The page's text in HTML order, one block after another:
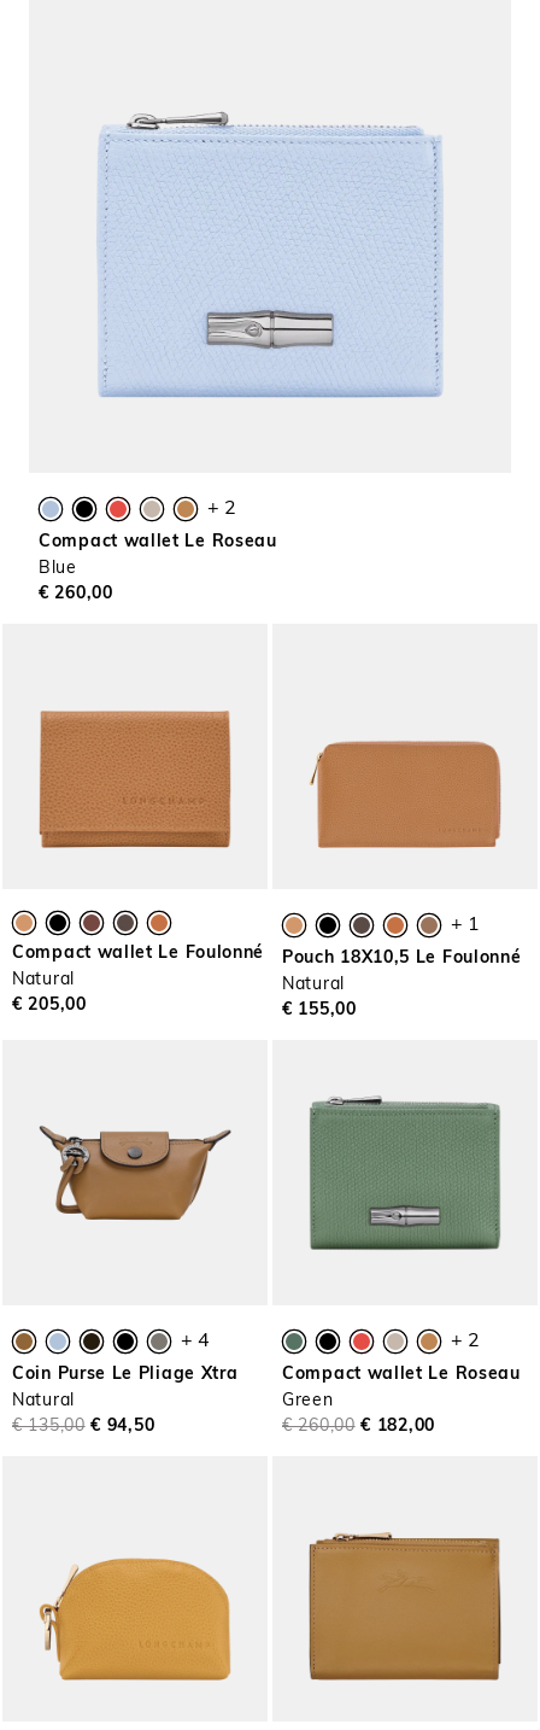
+ 2
Compact wallet Le Roseau
Blue
€ 260,00
Compact wallet Le Foulonné
Natural
€ 205,00
+ 1
Pouch 18X10,5 Le Foulonné
Natural
€ 155,00
+ 4
Coin Purse Le Pliage Xtra
Natural
€ 135,00 € 94,50
+ 2
Compact wallet Le Roseau
Green
€ 260,00 € 182,00